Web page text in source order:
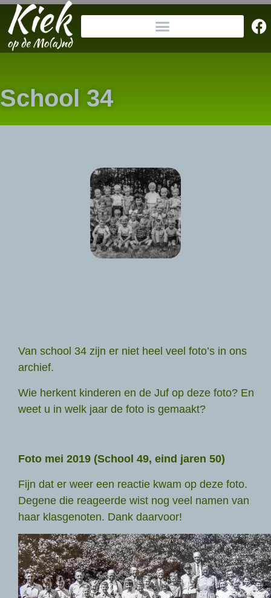
School 34
Van school 34 zijn er niet heel veel foto’s in ons
archief.
Wie herkent kinderen en de Juf op deze foto? En
weet u in welk jaar de foto is gemaakt?
Foto mei 2019 (School 49, eind jaren 50)
Fijn dat er weer een reactie kwam op deze foto.
Degene die reageerde wist nog veel namen van
haar klasgenoten. Dank daarvoor!